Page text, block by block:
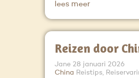
lees meer
Reizen door
Jane 28 januari 2026
China Reistips,